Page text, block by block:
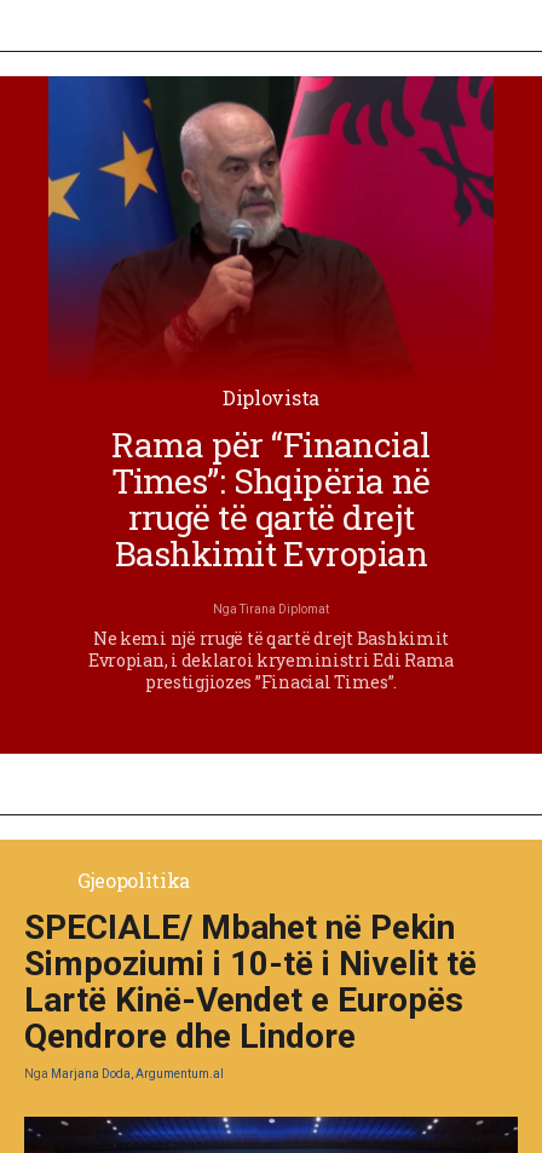
Diplovista
Rama për “Financial
Times”: Shqipëria në
rrugë të qartë drejt
Bashkimit Evropian
NgaTirana Diplomat
Ne kemi një rrugë të qartë drejt Bashkimit
Evropian, i deklaroi kryeministri Edi Rama
prestigjiozes ”Finacial Times”.
Gjeopolitika
SPECIALE/ Mbahet në Pekin
Simpoziumi i 10-të i Nivelit të
Lartë Kinë-Vendet e Europës
Qendrore dhe Lindore
Nga Marjana Doda, Argumentum.al